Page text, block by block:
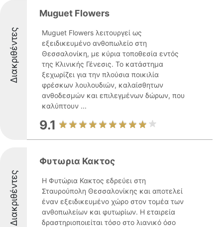
Διακριθέντες
Muguet Flowers
Muguet Flowers λειτουργεί ως
εξειδικευμένο ανθοπωλείο στη
Θεσσαλονίκη, με κύρια τοποθεσία εντός
της Κλινικής Γένεσις. Το κατάστημα
ξεχωρίζει για την πλούσια ποικιλία
φρέσκων λουλουδιών, καλαίσθητων
ανθοδεσμών και επιλεγμένων δώρων, που
καλύπτουν ...
9.1
Διακριθέντες
Φυτωρια Κακτος
Η Φυτώρια Κακτος εδρεύει στη
Σταυρούπολη Θεσσαλονίκης και αποτελεί
έναν εξειδικευμένο χώρο στον τομέα των
ανθοπωλείων και φυτωρίων. Η εταιρεία
δραστηριοποιείται τόσο στο λιανικό όσο